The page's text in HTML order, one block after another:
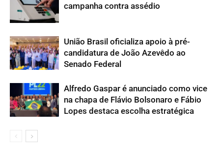
campanha contra assédio
União Brasil oficializa apoio à pré-
candidatura de João Azevêdo ao
Senado Federal
Alfredo Gaspar é anunciado como vice
na chapa de Flávio Bolsonaro e Fábio
Lopes destaca escolha estratégica